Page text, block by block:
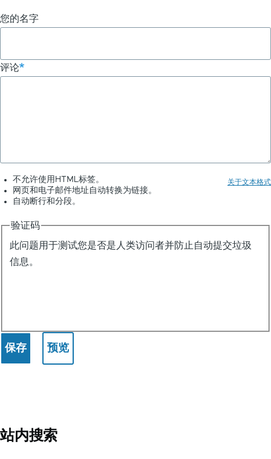
您的名字
评论
关于文本格式
不允许使用HTML标签。
网页和电子邮件地址自动转换为链接。
自动断行和分段。
验证码
此问题用于测试您是否是人类访问者并防止自动提交垃圾
信息。
站内搜索